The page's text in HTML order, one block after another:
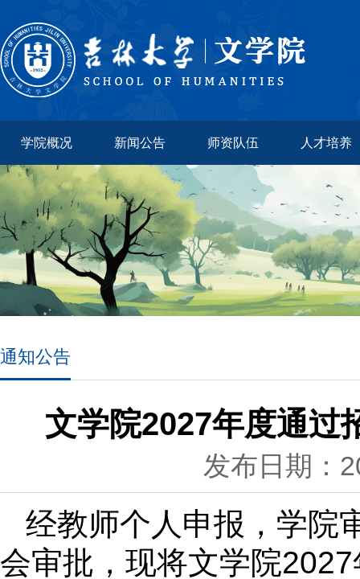
学院概况 新闻公告 师资队伍 人才培养
通知公告
文学院2027年度通过
发布日期：
经教师个人申报，学院
会审批，现将文学院